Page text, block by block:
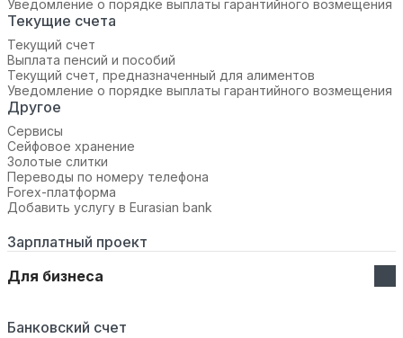
Уведомление о порядке выплаты гарантийного возмещения
Текущие счета
Текущий счет
Выплата пенсий и пособий
Текущий счет, предназначенный для алиментов
Уведомление о порядке выплаты гарантийного возмещения
Другое
Сервисы
Сейфовое хранение
Золотые слитки
Переводы по номеру телефона
Forex-платформа
Добавить услугу в Eurasian bank
Зарплатный проект
Для бизнеса
Банковский счет